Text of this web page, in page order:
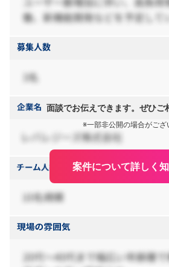
面談でお伝えできます。ぜひご
※一部非公開の場合がござ
案件について詳しく